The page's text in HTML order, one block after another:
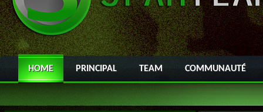
HOME PRINCIPAL TEAM COMMUNAUTÉ